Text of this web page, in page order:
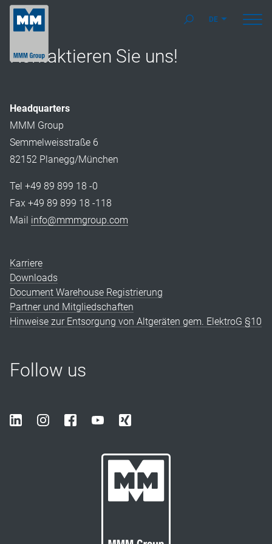
DE
Kontaktieren Sie uns!
Headquarters
MMM Group
Semmelweisstraße 6
82152 Planegg/München
Tel +49 89 899 18 -0
Fax +49 89 899 18 -118
Mail info@mmmgroup.com
Karriere
Downloads
Document Warehouse Registrierung
Partner und Mitgliedschaften
Hinweise zur Entsorgung von Altgeräten gem. ElektroG §10
Follow us